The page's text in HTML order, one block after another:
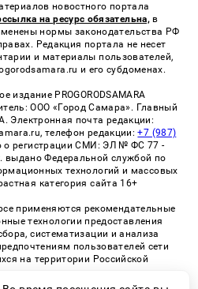
новостного портала
на ресурс обязательна, в
нормы законодательства РФ
Редакция портала не несет
и материалы пользователей,
и его субдоменах.
издание PROGORODSAMARA
ООО «Город Самара». Главный
Электронная почта редакции:
телефон редакции:+7 (987)
о регистрации СМИ: ЭЛ № ФС 77 -
выдано Федеральной службой по
технологий и массовых
категория сайта 16+
применяются рекомендательные
технологии предоставления
систематизации и анализа
пользователей сети
на территории Российской
рекомендательных
обменной сети
«СМИ2» (PDF)